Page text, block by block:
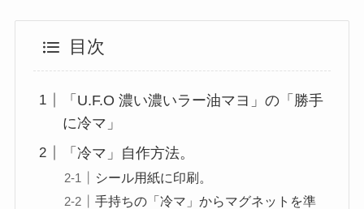
目次
「U.F.O 濃い濃いラー油マヨ」の「勝手
に冷マ」
「冷マ」自作方法。
シール用紙に印刷。
手持ちの「冷マ」からマグネットを準